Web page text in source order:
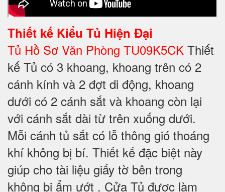
Thiết kế Kiểu Tủ Hiện Đại
Tủ Hồ Sơ Văn Phòng TU09K5CK Thiết
kế Tủ có 3 khoang, khoang trên có 2
cánh kính và 2 đợt di động, khoang
dưới có 2 cánh sắt và khoang còn lại
với cánh sắt dài từ trên xuống dưới.
Mỗi cánh tủ sắt có lỗ thông gió thoáng
khí không bị bí. Thiết kế đặc biệt này
giúp cho tài liệu giấy tờ bên trong
không bị ẩm ướt . Cửa Tủ được làm